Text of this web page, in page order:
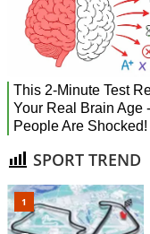
SPORT TREND